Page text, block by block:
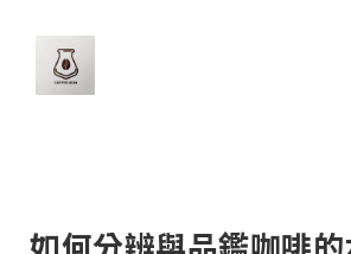
如何分辨與品鑑咖啡